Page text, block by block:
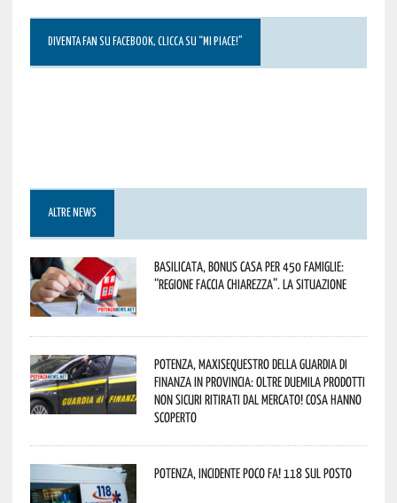
DIVENTA FAN SU FACEBOOK, CLICCA SU “MI PIACE!”
ALTRE NEWS
Basilicata, Bonus casa per 450 famiglie:
“Regione faccia chiarezza”. La situazione
Potenza, maxisequestro della Guardia di
Finanza in provincia: oltre duemila prodotti
non sicuri ritirati dal mercato! Cosa hanno
scoperto
Potenza, incidente poco fa! 118 sul posto